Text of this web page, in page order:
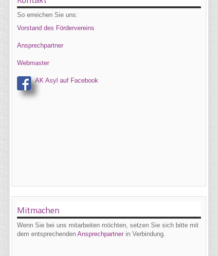
So erreichen Sie uns:
Vorstand des Fördervereins
Ansprechpartner
Webmaster
AK Asyl auf Facebook
Mitmachen
Wenn Sie bei uns mitarbeiten möchten, setzen Sie sich bitte mit
dem entsprechendenAnsprechpartner in Verbindung.